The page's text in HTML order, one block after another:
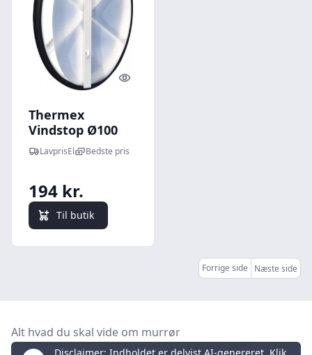
Quick look
Thermex
Vindstop Ø100
mmLavprisEl Bedste pris
194 kr.
Til butik
Forrige side Næste side
Alt hvad du skal vide om murrør